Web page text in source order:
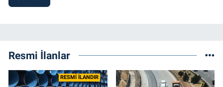
Resmi İlanlar
RESMİ İLANDIR